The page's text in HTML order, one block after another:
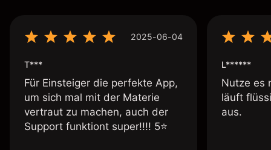
2025-06-04
T***
Für Einsteiger die perfekte App,
um sich mal mit der Materie
vertraut zu machen, auch der
Support funktiont super!!!! 5⭐️
L******
Nutze es
läuft
aus.